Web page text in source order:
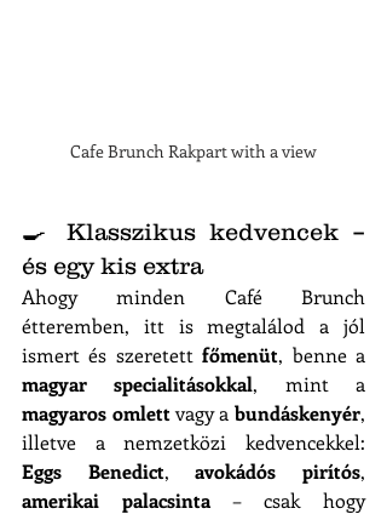
Cafe Brunch Rakpart with a view
🍳 Klasszikus kedvencek –
és egy kis extra
Ahogy minden Café Brunch
étteremben, itt is megtalálod a jól
ismert és szeretett főmenüt
magyar specialitásokkal
magyaros omlett vagy a bundáskenyér,
Eggs Benedict, avokádós pirítós
amerikai palacsinta – csak hogy